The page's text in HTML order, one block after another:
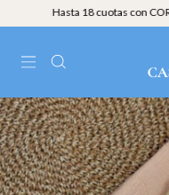
Hasta 18 cuotas con